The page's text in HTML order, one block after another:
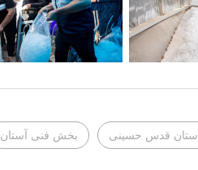
آستان قدس حسینی بخش فنی آستان